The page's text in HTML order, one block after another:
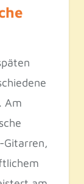
Am
Gitarren,